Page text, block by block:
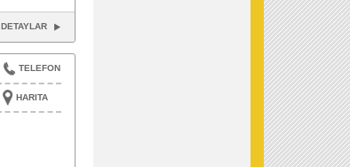
DETAYLAR
TELEFON
HARITA